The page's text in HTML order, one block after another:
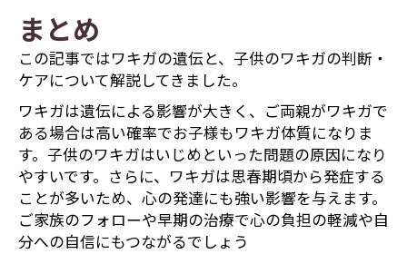
まとめ
この記事ではワキガの遺伝と、子供のワキガの判断・
ケアについて解説してきました。
ワキガは遺伝による影響が大きく、ご両親がワキガで
ある場合は高い確率でお子様もワキガ体質になりま
す。子供のワキガはいじめといった問題の原因になり
やすいです。さらに、ワキガは思春期頃から発症する
ことが多いため、心の発達にも強い影響を与えます。
ご家族のフォローや早期の治療で心の負担の軽減や自
分への自信にもつながるでしょう